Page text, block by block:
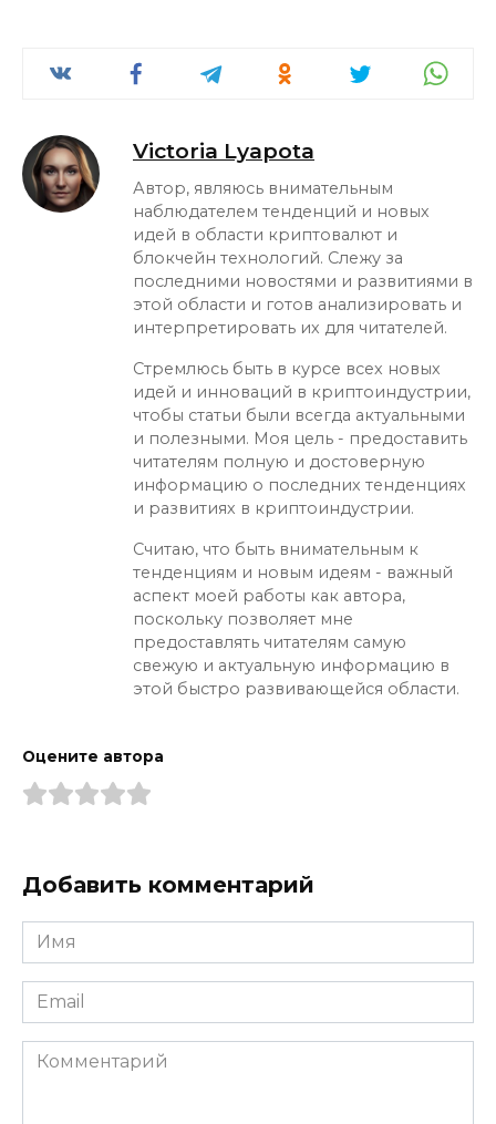
Victoria Lyapota
Автор, являюсь внимательным
наблюдателем тенденций и новых
идей в области криптовалют и
блокчейн технологий. Слежу за
последними новостями и развитиями в
этой области и готов анализировать и
интерпретировать их для читателей.
Стремлюсь быть в курсе всех новых
идей и инноваций в криптоиндустрии,
чтобы статьи были всегда актуальными
и полезными. Моя цель - предоставить
читателям полную и достоверную
информацию о последних тенденциях
и развитиях в криптоиндустрии.
Считаю, что быть внимательным к
тенденциям и новым идеям - важный
аспект моей работы как автора,
поскольку позволяет мне
предоставлять читателям самую
свежую и актуальную информацию в
этой быстро развивающейся области.
Оцените автора
Добавить комментарий
Имя
*
Email
*
Комментарий